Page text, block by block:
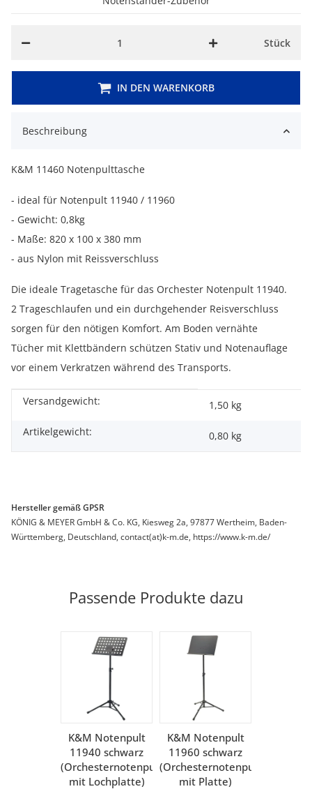
Stück
IN DEN WARENKORB
Beschreibung
K&M 11460 Notenpulttasche
- ideal für Notenpult 11940 / 11960
- Gewicht: 0,8kg
- Maße: 820 x 100 x 380 mm
- aus Nylon mit Reissverschluss
Die ideale Tragetasche für das Orchester Notenpult 11940.
2 Trageschlaufen und ein durchgehender Reisverschluss
sorgen für den nötigen Komfort. Am Boden vernähte
Tücher mit Klettbändern schützen Stativ und Notenauflage
vor einem Verkratzen während des Transports.
Produkteigenschaft
Wert
Versandgewicht:
1,50 kg
Artikelgewicht:
0,80 kg
Hersteller gemäß GPSR
KÖNIG & MEYER GmbH & Co. KG, Kiesweg 2a, 97877 Wertheim, Baden-
Württemberg, Deutschland, contact(at)k-m.de, https://www.k-m.de/
Passende Produkte dazu
K&M Notenpult
11940 schwarz
(Orchesternotenpult
mit Lochplatte)
K&M Notenpult
11960 schwarz
(Orchesternotenpult
mit Platte)